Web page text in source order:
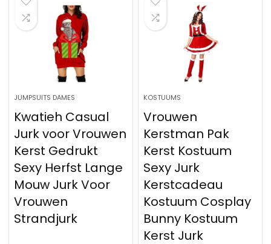
JUMPSUITS DAMES
Kwatieh Casual
Jurk voor Vrouwen
Kerst Gedrukt
Sexy Herfst Lange
Mouw Jurk Voor
Vrouwen
Strandjurk
KOSTUUMS
Vrouwen
Kerstman Pak
Kerst Kostuum
Sexy Jurk
Kerstcadeau
Kostuum Cosplay
Bunny Kostuum
Kerst Jurk